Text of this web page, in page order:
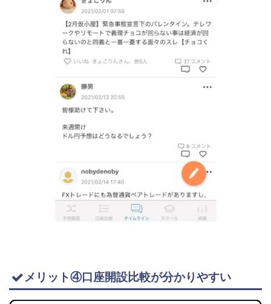
メリット④口座開設比較が分かりやすい